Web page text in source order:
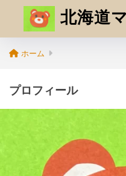
北海道
ホーム
プロフィール